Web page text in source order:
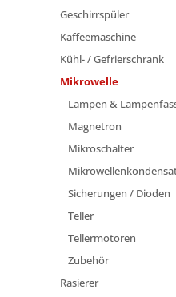
Geschirrspüler
Kaffeemaschine
Kühl- / Gefrierschrank
Mikrowelle
Lampen &
Magnetron
Mikroschalter
Sicherungen / Dioden
Teller
Tellermotoren
Zubehör
Rasierer